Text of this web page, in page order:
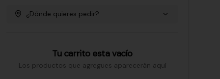
¿Dónde quieres pedir?
Tu carrito esta vacío
Los productos que agregues aparecerán aquí